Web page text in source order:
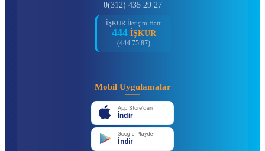
0(312) 435 29 27
İŞKUR İletişim Hattı
444 İŞKUR
(444 75 87)
Mobil Uygulamalar
App Store'dan
İndir
Google Play'den
İndir